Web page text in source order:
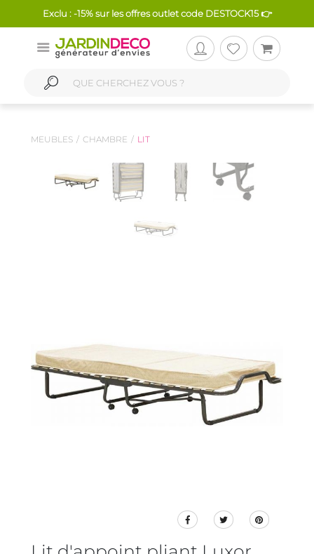
Exclu : -15% sur les offres outlet code DESTOCK15 👉
MEUBLES CHAMBRE LIT